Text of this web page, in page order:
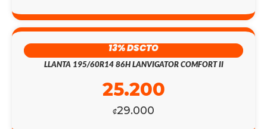
13% DSCTO
LLANTA 195/60R14 86H LANVIGATOR COMFORT II
₡29.000
25.200